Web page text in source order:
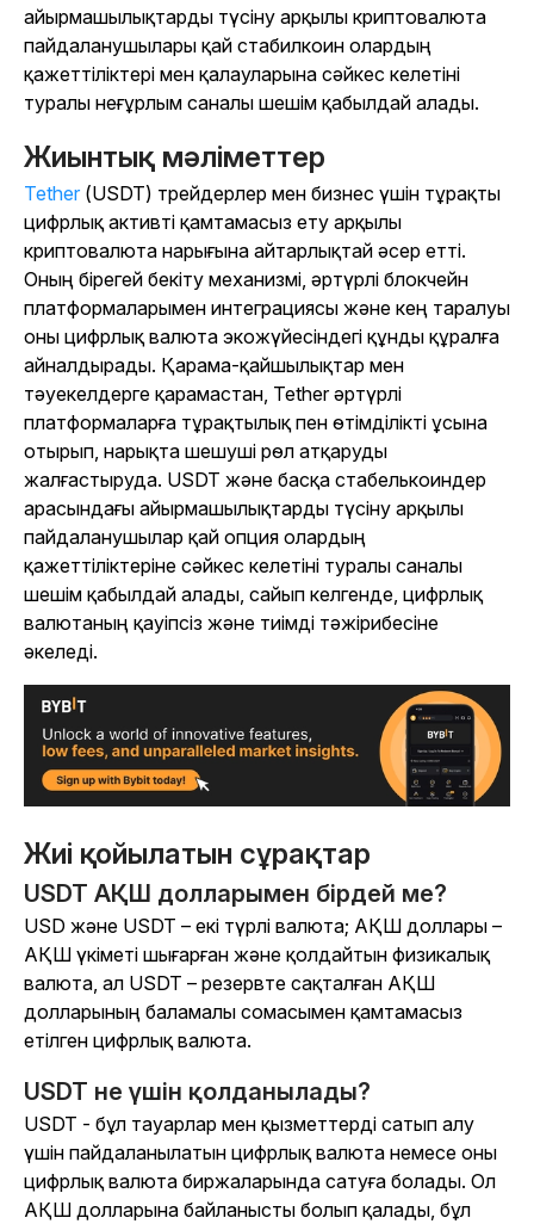
айырмашылықтарды түсіну арқылы криптовалюта
пайдаланушылары қай стабилкоин олардың
қажеттіліктері мен қалауларына сәйкес келетіні
туралы неғұрлым саналы шешім қабылдай алады.
Жиынтық мәліметтер
Tether (USDT) трейдерлер мен бизнес үшін тұрақты
цифрлық активті қамтамасыз ету арқылы
криптовалюта нарығына айтарлықтай әсер етті.
Оның бірегей бекіту механизмі, әртүрлі блокчейн
платформаларымен интеграциясы және кең таралуы
оны цифрлық валюта экожүйесіндегі құнды құралға
айналдырады. Қарама-қайшылықтар мен
тәуекелдерге қарамастан, Tether әртүрлі
платформаларға тұрақтылық пен өтімділікті ұсына
отырып, нарықта шешуші рөл атқаруды
жалғастыруда. USDT және басқа стабелькоиндер
арасындағы айырмашылықтарды түсіну арқылы
пайдаланушылар қай опция олардың
қажеттіліктеріне сәйкес келетіні туралы саналы
шешім қабылдай алады, сайып келгенде, цифрлық
валютаның қауіпсіз және тиімді тәжірибесіне
әкеледі.
Жиі қойылатын сұрақтар
USDT АҚШ долларымен бірдей ме?
USD және USDT – екі түрлі валюта; АҚШ доллары –
АҚШ үкіметі шығарған және қолдайтын физикалық
валюта, ал USDT – резервте сақталған АҚШ
долларының баламалы сомасымен қамтамасыз
етілген цифрлық валюта.
USDT не үшін қолданылады?
USDT - бұл тауарлар мен қызметтерді сатып алу
үшін пайдаланылатын цифрлық валюта немесе оны
цифрлық валюта биржаларында сатуға болады. Ол
АҚШ долларына байланысты болып қалады, бұл